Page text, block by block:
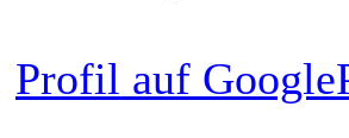
Profil auf